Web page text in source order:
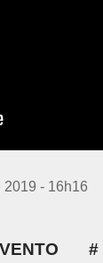
2019 - 16h16